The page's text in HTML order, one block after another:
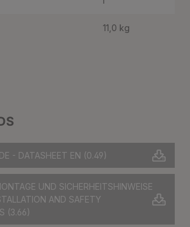
- DATASHEET EN (0.49)
UND SICHERHEITSHINWEISE
AND SAFETY
(3.66)
11,0 kg